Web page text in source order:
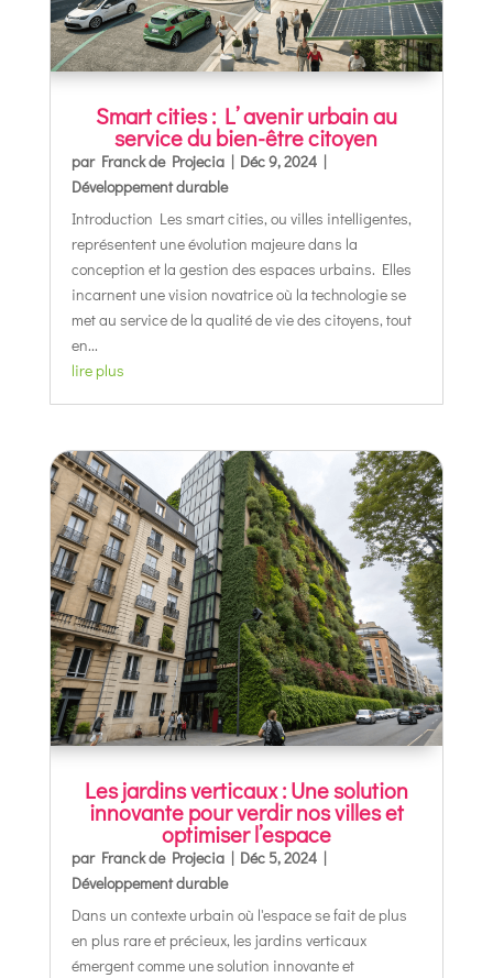
Smart cities : L’ avenir urbain au
service du bien-être citoyen
par Franck de Projecia| Déc 9, 2024|
Développement durable
Introduction Les smart cities, ou villes intelligentes,
représentent une évolution majeure dans la
conception et la gestion des espaces urbains. Elles
incarnent une vision novatrice où la technologie se
met au service de la qualité de vie des citoyens, tout
en...
lire plus
Les jardins verticaux : Une solution
innovante pour verdir nos villes et
optimiser l’espace
par Franck de Projecia| Déc 5, 2024|
Développement durable
Dans un contexte urbain où l'espace se fait de plus
en plus rare et précieux, les jardins verticaux
émergent comme une solution innovante et